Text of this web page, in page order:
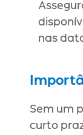
nas
Sem um
curto